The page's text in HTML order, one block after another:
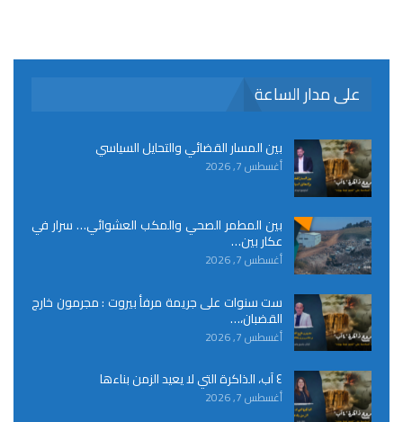
على مدار الساعة
بين المسار القضائي والتحايل السياسي
أغسطس 7, 2026
بين المطمر الصحي والمكب العشوائي… سرار في
عكار بين…
أغسطس 7, 2026
ست سنوات على جريمة مرفأ بيروت : مجرمون خارج
القضبان،…
أغسطس 7, 2026
٤ آب، الذاكرة التي لا يعيد الزمن بناءها
أغسطس 7, 2026